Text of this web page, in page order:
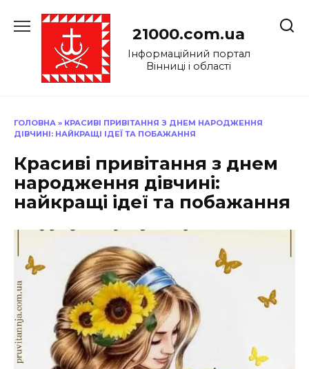
до
21000.com.ua
Інформаційний портал
Вінниці і області
ГОЛОВНА » КРАСИВІ ПРИВІТАННЯ З ДНЕМ НАРОДЖЕННЯ
ДІВЧИНІ: НАЙКРАЩІ ІДЕЇ ТА ПОБАЖАННЯ
Красиві привітання з днем
народження дівчині:
найкращі ідеї та побажання